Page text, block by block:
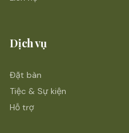
Dịch vụ
Đặt bàn
Tiệc & Sự kiện
Hỗ trợ